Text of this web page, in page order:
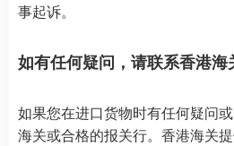
事起诉。
如有任何疑问，请联系香港
如果您在进口货物时有任何疑问
海关或合格的报关行。香港海关